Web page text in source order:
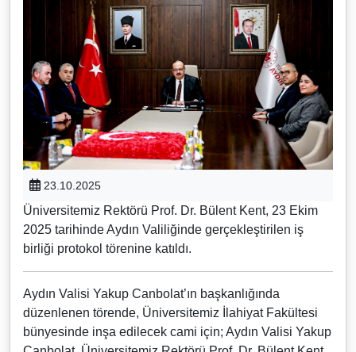
23.10.2025
Üniversitemiz Rektörü Prof. Dr. Bülent Kent, 23 Ekim
2025 tarihinde Aydın Valiliğinde gerçekleştirilen iş
birliği protokol törenine katıldı.
Aydın Valisi Yakup Canbolat’ın başkanlığında
düzenlenen törende, Üniversitemiz İlahiyat Fakültesi
bünyesinde inşa edilecek cami için; Aydın Valisi Yakup